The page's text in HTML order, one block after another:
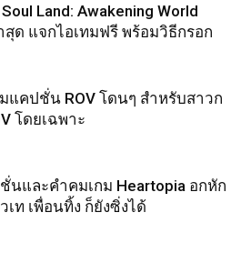
Land: Awakening World
สุด แจกไอเทมฟรี พร้อมวิธีกรอก
แคปชั่น ROV โดนๆ สำหรับสาวก
โดยเฉพาะ
นและคำคมเกม Heartopia อกหัก
เท เพื่อนทิ้ง ก็ยังซิ่งได้